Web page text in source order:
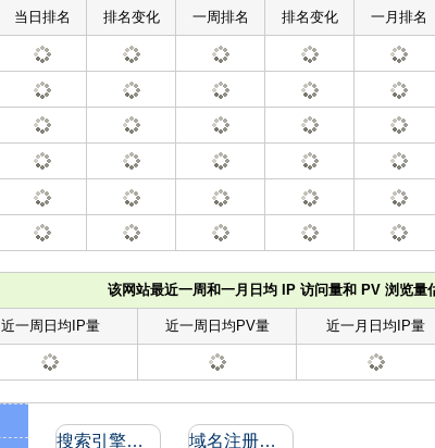
当日排名 排名变化 一周排名 排名变化 一月排名
该网站最近一周和一月日均 IP 访问量和 PV 浏览量
近一周日均IP量 近一周日均PV量 近一月日均IP量
搜索引擎收录和反向链接 域名注册信息